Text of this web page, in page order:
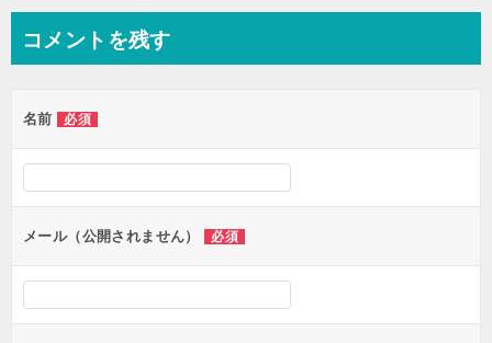
ビ
ー
シ
ョ
ン
コメントを残す
名前 必須
メール（公開されません） 必須